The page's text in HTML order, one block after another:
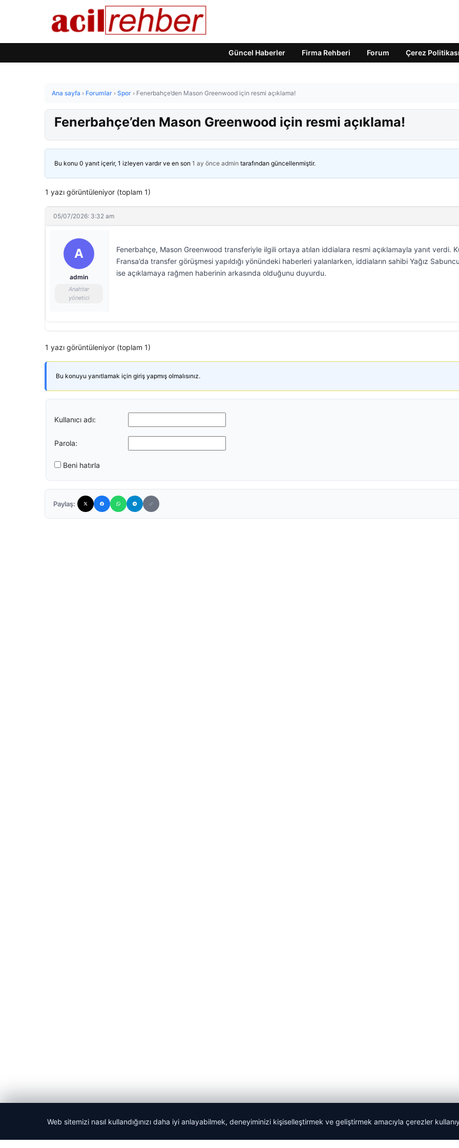
Güncel Haberler Firma Rehberi Forum Çerez Politikası
Ana sayfa › Forumlar › Spor › Fenerbahçe’den Mason Greenwood için resmi açıklama!
Fenerbahçe’den Mason Greenwood için resmi açıklama!
Bu konu 0 yanıt içerir, 1 izleyen vardır ve en son 1 ay önce admin tarafından güncellenmiştir.
1 yazı görüntüleniyor (toplam 1)
05/07/2026: 3:32 am
A
admin
Anahtar
yönetici
Fenerbahçe, Mason Greenwood transferiyle ilgili ortaya atılan iddialara resmi açıklamayla yanıt verdi.
Fransa’da transfer görüşmesi yapıldığı yönündeki haberleri yalanlarken, iddiaların sahibi Yağız
ise açıklamaya rağmen haberinin arkasında olduğunu duyurdu.
1 yazı görüntüleniyor (toplam 1)
Bu konuyu yanıtlamak için giriş yapmış olmalısınız.
Kullanıcı adı:
Parola:
Beni hatırla
Paylaş:
© 2026 Acil Rehber | Gündem Haberleri
Web sitemizi nasıl kullandığınızı daha iyi anlayabilmek, deneyiminizi kişiselleştirmek ve geliştirmek amacıyla çerezler